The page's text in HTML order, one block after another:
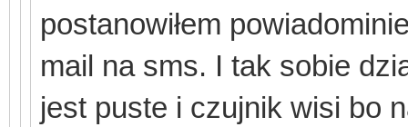
postanowiłem
mail na sms. I tak sobie
jest puste i czujnik wisi bo